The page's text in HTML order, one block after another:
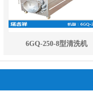
6GQ-250-8型清洗机